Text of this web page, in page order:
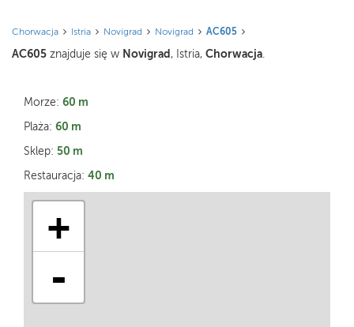
Chorwacja Istria Novigrad Novigrad AC605
AC605 znajduje się w Novigrad , Istria, Chorwacja
Morze: 60 m
Plaża: 60 m
Sklep: 50 m
Restauracja: 40 m
+
-